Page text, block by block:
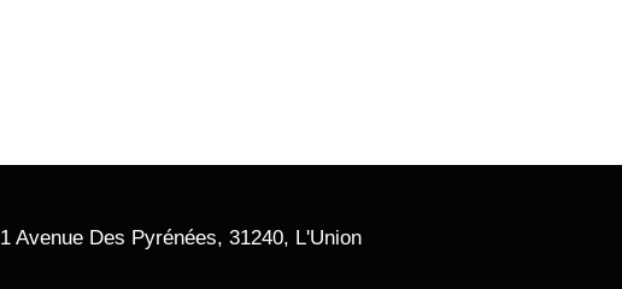
1 Avenue Des Pyrénées, 31240, L'Union